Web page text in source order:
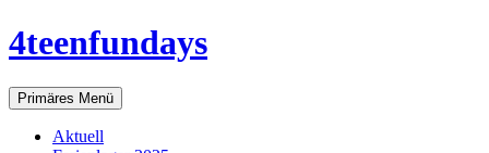
Zum
Inhalt
4teenfundays
Suchen
Primäres Menü
Aktuell